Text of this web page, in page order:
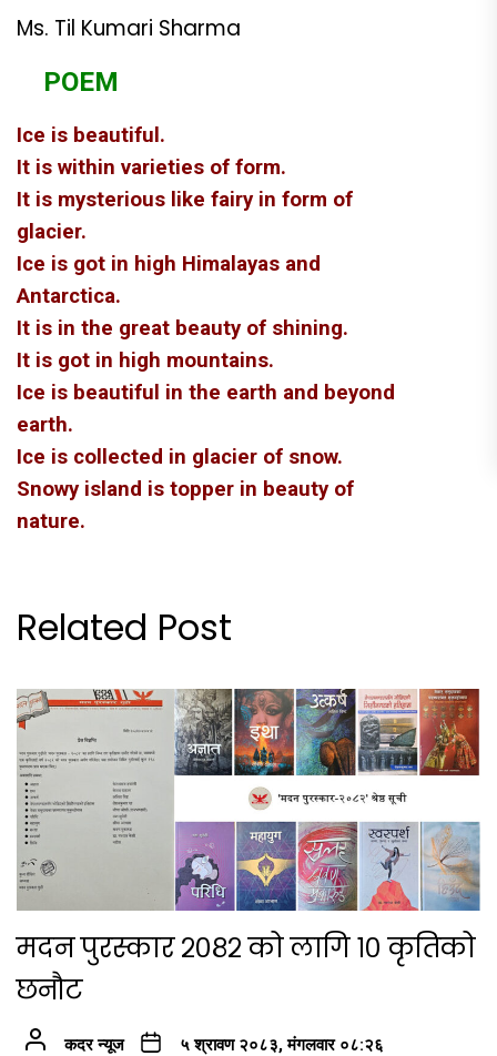
Ms. Til Kumari Sharma
POEM
Ice is beautiful.
It is within varieties of form.
It is mysterious like fairy in form of
glacier.
Ice is got in high Himalayas and
Antarctica.
It is in the great beauty of shining.
It is got in high mountains.
Ice is beautiful in the earth and beyond
earth.
Ice is collected in glacier of snow.
Snowy island is topper in beauty of
nature.
Related Post
मदन पुरस्कार २०८२ को लागि १० कृतिको
छनौट
कदर न्यूज ५ श्रावण २०८३, मंगलवार ०८:२६